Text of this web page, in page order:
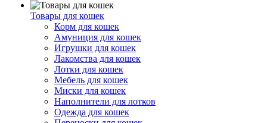
Товары для кошек
Корм для кошек
Амуниция для кошек
Игрушки для кошек
Лакомства для кошек
Лотки для кошек
Мебель для кошек
Миски для кошек
Наполнители для лотков
Одежда для кошек